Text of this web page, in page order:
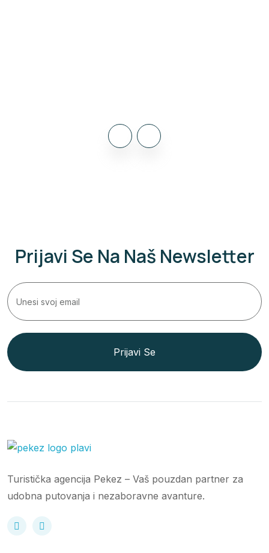
Prijavi Se Na Naš Newsletter
Prijavi Se
Turistička agencija Pekez – Vaš pouzdan partner za
udobna putovanja i nezaboravne avanture.